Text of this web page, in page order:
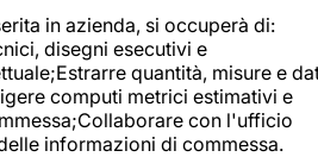
in azienda, si occuperà di:
disegni esecutivi e
quantità, misure e
computi metrici estimativi e
con l'ufficio
informazioni di commessa.